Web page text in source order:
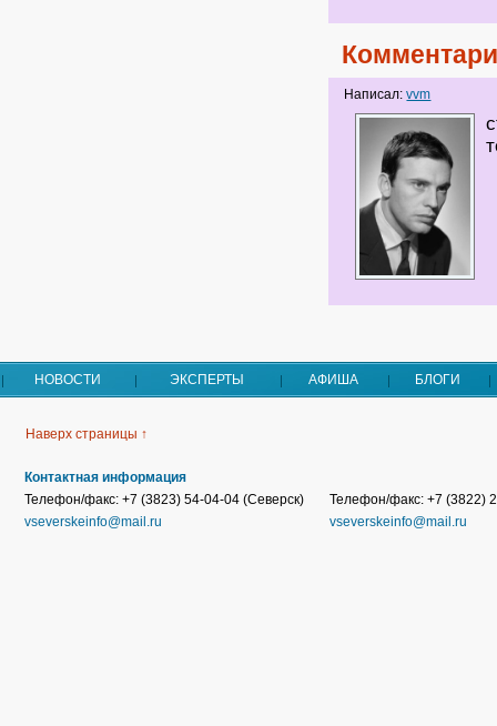
Написал:vvm
НОВОСТИ ЭКСПЕРТЫ АФИША БЛОГИ
Наверх страницы ↑
Контактная информация
Телефон/факс: +7 (3823) 54-04-04 (Северск)
vseverskeinfo@mail.ru
Телефон/факс: +7 (3822)
vseverskeinfo@mail.ru